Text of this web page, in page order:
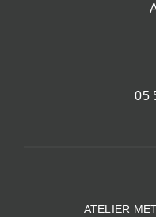
05
ATELIER